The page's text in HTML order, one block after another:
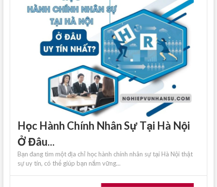
Học Hành Chính Nhân Sự Tại Hà Nội
Ở Đâu...
Bạn đang tìm một địa chỉ học hành chính nhân sự tại Hà Nội thật
sự uy tín, có thể giúp bạn nắm vững...